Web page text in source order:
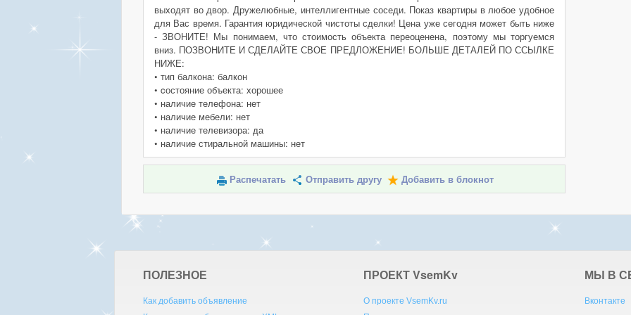
выходят во двор. Дружелюбные, интеллигентные соседи. Показ квартиры в любое удобное
для Вас время. Гарантия юридической чистоты сделки! Цена уже сегодня может быть ниже
- ЗВОНИТЕ! Мы понимаем, что стоимость объекта переоценена, поэтому мы торгуемся
вниз. ПОЗВОНИТЕ И СДЕЛАЙТЕ СВОЕ ПРЕДЛОЖЕНИЕ! БОЛЬШЕ ДЕТАЛЕЙ ПО ССЫЛКЕ
НИЖЕ:
• тип балкона: балкон
• cостояние объекта: хорошее
• наличие телефона: нет
• наличие мебели: нет
• наличие телевизора: да
• наличие стиральной машины: нет
Распечатать Отправить другу Добавить в блокнот
ПОЛЕЗНОЕ
Как добавить объявление
ПРОЕКТ VsemKv
О проекте VsemKv.ru
МЫ В
Вконтакте